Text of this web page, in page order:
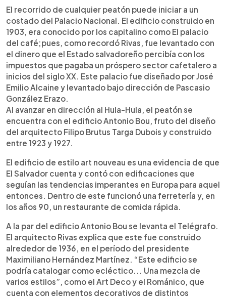
El recorrido de cualquier peatón puede iniciar a un
costado del Palacio Nacional. El edificio construido en
1903, era conocido por los capitalino como El palacio
del café;pues, como recordó Rivas, fue levantado con
el dinero que el Estado salvadoreño percibía con los
impuestos que pagaba un próspero sector cafetalero a
inicios del siglo XX. Este palacio fue diseñado por José
Emilio Alcaine y levantado bajo dirección de Pascasio
González Erazo.
Al avanzar en dirección al Hula-Hula, el peatón se
encuentra con el edificio Antonio Bou, fruto del diseño
del arquitecto Filipo Brutus Targa Dubois y construido
entre 1923 y 1927.
El edificio de estilo art nouveau es una evidencia de que
El Salvador cuenta y contó con edificaciones que
seguían las tendencias imperantes en Europa para aquel
entonces. Dentro de este funcionó una ferretería y, en
los años 90, un restaurante de comida rápida.
A la par del edificio Antonio Bou se levanta el Telégrafo.
El arquitecto Rivas explica que este fue construido
alrededor de 1936, en el período del presidente
Maximiliano Hernández Martínez. “Este edificio se
podría catalogar como ecléctico... Una mezcla de
varios estilos”, como el Art Deco y el Románico, que
cuenta con elementos decorativos de distintos